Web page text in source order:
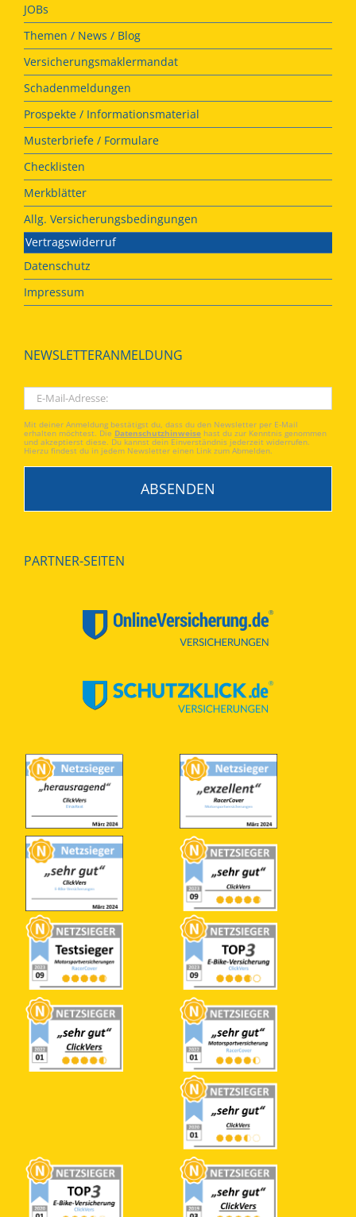
JOBs
Themen / News / Blog
Versicherungsmaklermandat
Schadenmeldungen
Prospekte / Informationsmaterial
Musterbriefe / Formulare
Checklisten
Merkblätter
Allg. Versicherungsbedingungen
Vertragswiderruf
Datenschutz
Impressum
NEWSLETTERANMELDUNG
Mit deiner Anmeldung bestätigst du, dass du den Newsletter per E-Mail
erhalten möchtest. Die Datenschutzhinweise hast du zur Kenntnis genommen
und akzeptierst diese. Du kannst dein Einverständnis jederzeit widerrufen.
Hierzu findest du in jedem Newsletter einen Link zum Abmelden.
PARTNER-SEITEN